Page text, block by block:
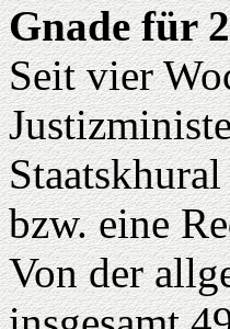
Gnade für
Seit vier
bzw. eine
Von der